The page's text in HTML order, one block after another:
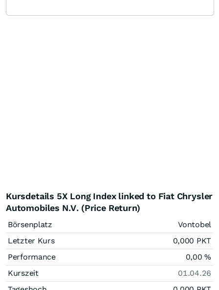
Kursdetails 5X Long Index linked to Fiat Chrysler
Automobiles N.V. (Price Return)
Börsenplatz
Vontobel
Letzter Kurs
0,000 PKT
Performance
0,00%
Kurszeit
01.04.26